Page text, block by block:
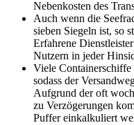
Nebenkosten des
Auch wenn die
sieben Siegeln ist, so
Erfahrene
Nutzern in jeder
Viele Containerschiffe
sodass der
Aufgrund der oft
zu Verzögerungen
Puffer einkalkuliert